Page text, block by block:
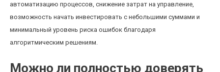
автоматизацию процессов, снижение затрат на управление,
возможность начать инвестировать с небольшими суммами и
минимальный уровень риска ошибок благодаря
алгоритмическим решениям.
Можно ли полностью доверять